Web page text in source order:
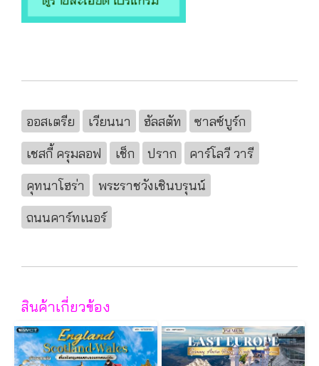
ออสเตรีย เวียนนา ฮัลสตัท
ซาลซ์บูร์ก
เชสกี้ ครุมลอฟ
เช็ก ปราก
คาร์โลวี วารี
คุทนาโฮร่า
พระราชวังเชินบรุนน์
ถนนคาร์ทเนอร์
สินค้าเกี่ยวข้อง